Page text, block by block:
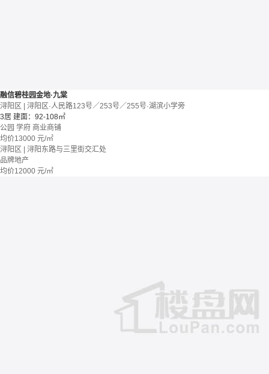
融信碧桂园金地·九棠
浔阳区 | 浔阳区·人民路123号／253号／255号·湖滨小学旁
3居 建面：92-108㎡
公园 学府 商业商铺
均价13000 元/㎡
浔阳区 | 浔阳东路与三里街交汇处
品牌地产
均价12000 元/㎡